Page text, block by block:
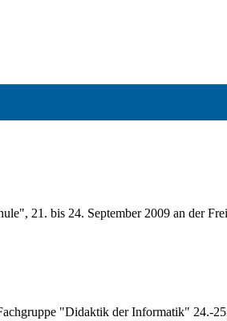
21. bis 24. September 2009 an der
"Didaktik der Informatik" 24.-